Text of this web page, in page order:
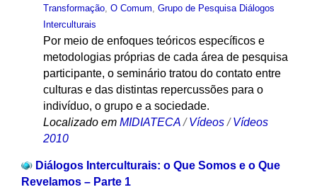
Transformação, O Comum Grupo de Pesquisa Diálogos
Interculturais
Por meio de enfoques teóricos específicos e
metodologias próprias de cada área de pesquisa
participante, o seminário tratou do contato entre
culturas e das distintas repercussões para o
indivíduo, o grupo e a sociedade.
Localizado em MIDIATECA /Vídeos /Vídeos
2010
Diálogos Interculturais: o Que Somos e o Que
Revelamos – Parte 1